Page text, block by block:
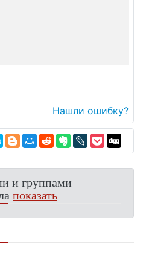
Нашли ошибку?
и группами
показать